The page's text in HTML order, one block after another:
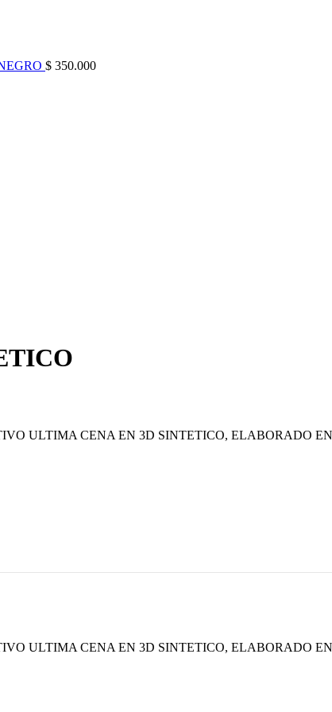
$ 350.000
ULTIMA CENA EN 3D SINTETICO, ELABORADO
ULTIMA CENA EN 3D SINTETICO, ELABORADO